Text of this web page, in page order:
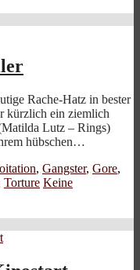
Rache-Hatz in bester
kürzlich ein ziemlich
Lutz – Rings)
hübschen…
, Gangster, Gore,
Torture Keine